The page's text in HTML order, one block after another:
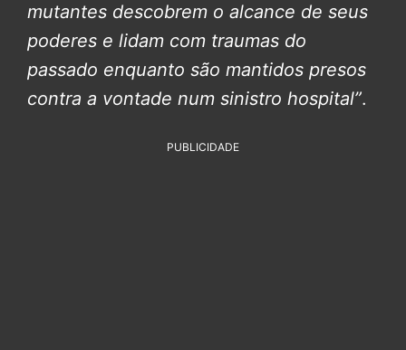
mutantes descobrem o alcance de seus
poderes e lidam com traumas do
passado enquanto são mantidos presos
contra a vontade num sinistro hospital”.
PUBLICIDADE